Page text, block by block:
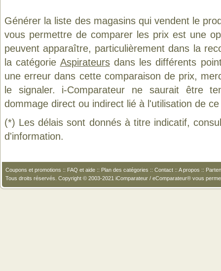
Générer la liste des magasins qui vendent le
vous permettre de comparer les prix est une
peuvent apparaître, particulièrement dans la
la catégorie Aspirateursdans les différents
une erreur dans cette comparaison de prix,
le signaler. i-Comparateur ne saurait être
dommage direct ou indirect lié à l'utilisation de
(*) Les délais sont donnés à titre indicatif,
d'information.
Coupons et promotions :: FAQ et aide :: Plan des catégories :: Contact :: A propos ::
Tous droits réservés. Copyright © 2003-2021 iComparateur / eComparateur® vous